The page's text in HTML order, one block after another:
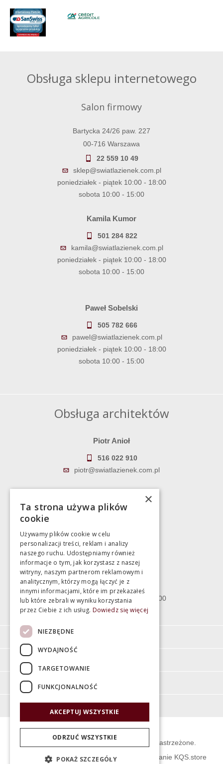
Obsługa sklepu internetowego
Salon firmowy
Bartycka 24/26 paw. 227
00-716 Warszawa
22 559 10 49
sklep@swiatlazienek.com.pl
poniedziałek - piątek 10:00 - 18:00
sobota 10:00 - 15:00
Kamila Kumor
501 284 822
kamila@swiatlazienek.com.pl
poniedziałek - piątek 10:00 - 18:00
sobota 10:00 - 15:00
Paweł Sobelski
505 782 666
pawel@swiatlazienek.com.pl
poniedziałek - piątek 10:00 - 18:00
sobota 10:00 - 15:00
Obsługa architektów
Piotr Anioł
516 022 910
piotr@swiatlazienek.com.pl
783 043 083
Magazyn
Bartycka 24/26 Hala 100
00-716 Warszawa
poniedziałek - piątek 10:00 - 18:00
sobota 10:00 - 15:00
Moje konto
O firmie
© Świat Łazienek XXI w. Wszelkie prawa zastrzeżone.
Projekt graficzny KQSDesign: Oprogramowanie KQS.store
×
Ta strona używa plików
cookie
Używamy plików cookie w celu
personalizacji treści, reklam i analizy
naszego ruchu. Udostępniamy również
informacje o tym, jak korzystasz z naszej
witryny, naszym partnerom reklamowym i
analitycznym, którzy mogą łączyć je z
innymi informacjami, które im przekazałeś
lub które zebrali w wyniku korzystania
przez Ciebie z ich usług. Dowiedz się więcej
NIEZBĘDNE
WYDAJNOŚĆ
TARGETOWANIE
FUNKCJONALNOŚĆ
AKCEPTUJ WSZYSTKIE
ODRZUĆ WSZYSTKIE
POKAŻ SZCZEGÓŁY